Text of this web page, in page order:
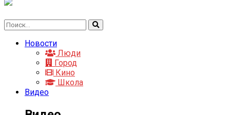
Новости
Люди
Город
Кино
Школа
Видео